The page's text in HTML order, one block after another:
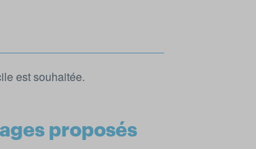
est souhaitée.
proposés